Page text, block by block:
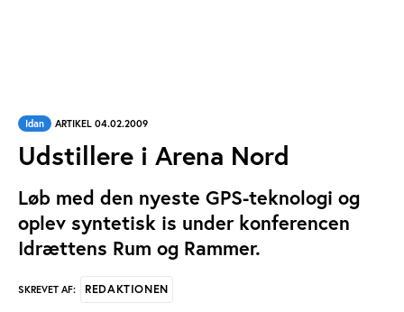
Idan ARTIKEL 04.02.2009
Udstillere i Arena Nord
Løb med den nyeste GPS-teknologi og
oplev syntetisk is under konferencen
Idrættens Rum og Rammer.
SKREVET AF: REDAKTIONEN